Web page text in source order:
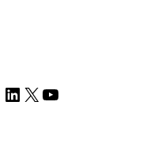
LinkedIn
X YouTube